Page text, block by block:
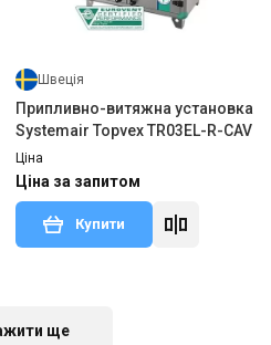
Швеція
Припливно-витяжна установка
Systemair Topvex TR03EL-R-CAV
Ціна
Ціна за запитом
Купити
ще